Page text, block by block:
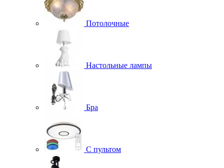
Потолочные
Настольные лампы
Бра
С пультом